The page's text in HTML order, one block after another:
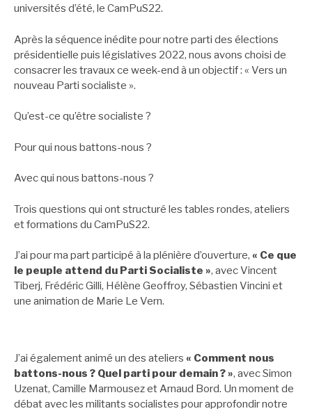
universités d’été, le CamPuS22.
Après la séquence inédite pour notre parti des élections
présidentielle puis législatives 2022, nous avons choisi de
consacrer les travaux ce week-end à un objectif : « Vers un
nouveau Parti socialiste ».
Qu’est-ce qu’être socialiste ?
Pour qui nous battons-nous ?
Avec qui nous battons-nous ?
Trois questions qui ont structuré les tables rondes, ateliers
et formations du CamPuS22.
J’ai pour ma part participé à la plénière d’ouverture, « Ce que
le peuple attend du Parti Socialiste », avec Vincent
Tiberj, Frédéric Gilli, Hélène Geoffroy, Sébastien Vincini et
une animation de Marie Le Vern.
J’ai également animé un des ateliers « Comment nous
battons-nous ? Quel parti pour demain ? », avec Simon
Uzenat, Camille Marmousez et Arnaud Bord. Un moment de
débat avec les militants socialistes pour approfondir notre